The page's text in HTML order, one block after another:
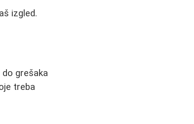
izgled.
grešaka
treba